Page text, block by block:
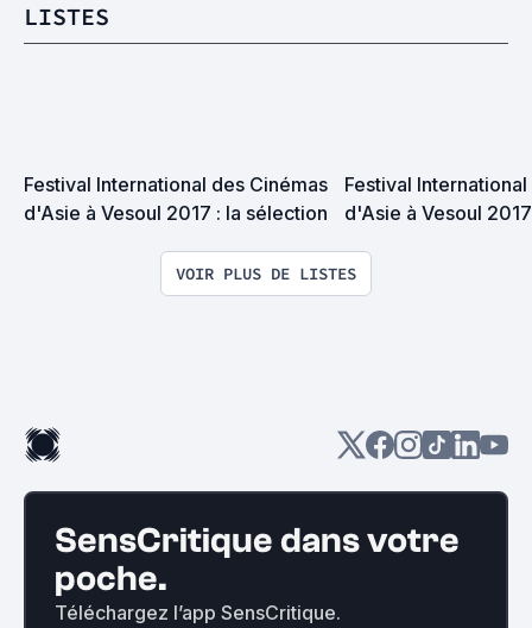
LISTES
Festival International des Cinémas
d'Asie à Vesoul 2017 : la sélection
Festival
d'Asie à Vesoul
VOIR PLUS DE LISTES
SensCritique dans votre
poche.
Téléchargez l’app SensCritique.